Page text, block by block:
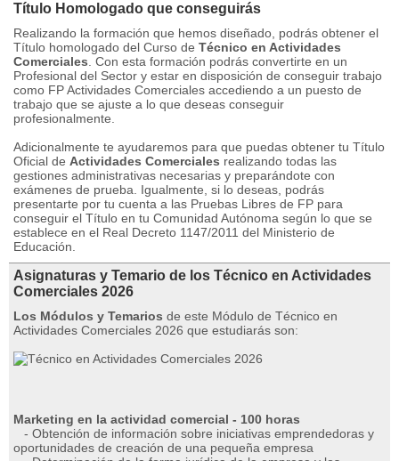
Título Homologado que conseguirás
Realizando la formación que hemos diseñado, podrás obtener el
Título homologado del Curso de Técnico en Actividades
Comerciales . Con esta formación podrás convertirte en un
Profesional del Sector y estar en disposición de conseguir trabajo
como FP Actividades Comerciales accediendo a un puesto de
trabajo que se ajuste a lo que deseas conseguir
profesionalmente.
Adicionalmente te ayudaremos para que puedas obtener tu Título
Oficial de Actividades Comerciales realizando todas las
gestiones administrativas necesarias y preparándote con
exámenes de prueba. Igualmente, si lo deseas, podrás
presentarte por tu cuenta a las Pruebas Libres de FP para
conseguir el Título en tu Comunidad Autónoma según lo que se
establece en el Real Decreto 1147/2011 del Ministerio de
Educación.
Asignaturas y Temario de los Técnico en Actividades
Comerciales 2026
Los Módulos y Temarios de este Módulo de Técnico en
Actividades Comerciales 2026 que estudiarás son:
Marketing en la actividad comercial - 100 horas
- Obtención de información sobre iniciativas emprendedoras y
oportunidades de creación de una pequeña empresa